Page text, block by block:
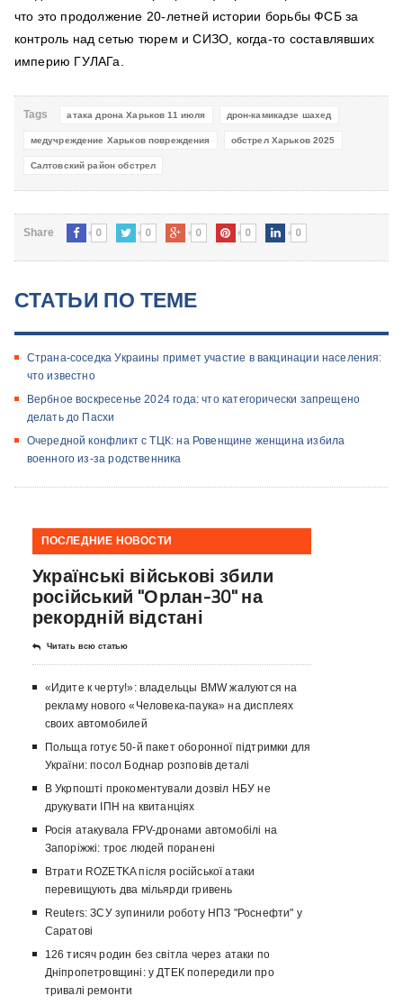
что это продолжение 20-летней истории борьбы ФСБ за
контроль над сетью тюрем и СИЗО, когда-то составлявших
империю ГУЛАГа.
Tags атака дрона Харьков 11 июля дрон-камикадзе шахед
медучреждение Харьков повреждения обстрел Харьков 2025
Салтовский район обстрел
Share 0 0 0 0 0
СТАТЬИ ПО ТЕМЕ
Страна-соседка Украины примет участие в вакцинации населения:
что известно
Вербное воскресенье 2024 года: что категорически запрещено
делать до Пасхи
Очередной конфликт с ТЦК: на Ровенщине женщина избила
военного из-за родственника
ПОСЛЕДНИЕ НОВОСТИ
Українські військові збили
російський "Орлан-30" на
рекордній відстані
Читать всю статью
«Идите к черту!»: владельцы BMW жалуются на
рекламу нового «Человека-паука» на дисплеях
своих автомобилей
Польща готує 50-й пакет оборонної підтримки для
України: посол Боднар розповів деталі
В Укрпошті прокоментували дозвіл НБУ не
друкувати ІПН на квитанціях
Росія атакувала FPV-дронами автомобілі на
Запоріжжі: троє людей поранені
Втрати ROZETKA після російської атаки
перевищують два мільярди гривень
Reuters: ЗСУ зупинили роботу НПЗ "Роснефти" у
Саратові
126 тисяч родин без світла через атаки по
Дніпропетровщині: у ДТЕК попередили про
тривалі ремонти